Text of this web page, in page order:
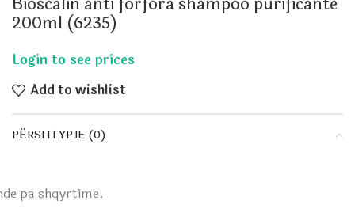
200ml (6235)
Add to wishlist
PËRSHTYPJE (0)
pa shqyrtime.